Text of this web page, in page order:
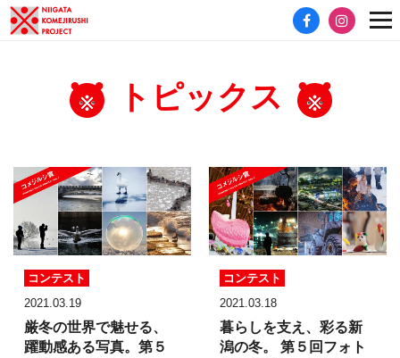
トピックス
コンテスト
2021.03.19
厳冬の世界で魅せる、
躍動感ある写真。 第５
コンテスト
2021.03.18
暮らしを支え、彩る新
潟の冬。 第５回フォト